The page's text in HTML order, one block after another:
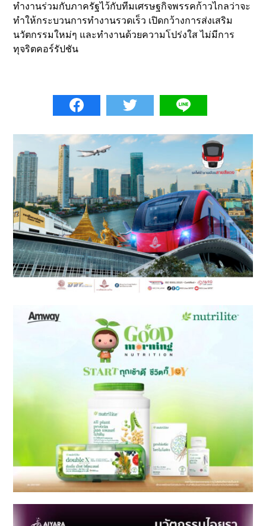
ทำงานร่วมกับภาครัฐไว้กับทีมเศรษฐกิจพรรคก้าวไกลว่าจะ
ทำให้กระบวนการทำงานรวดเร็ว เปิดกว้างการส่งเสริม
นวัตกรรมใหม่ๆ และทำงานด้วยความโปร่งใส ไม่มีการ
ทุจริตคอร์รัปชัน